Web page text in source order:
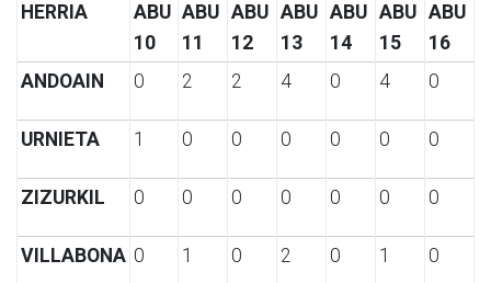
HERRIA
ABU
10
ABU
11
ABU
12
ABU
13
ABU
14
ABU
15
ABU
16
ANDOAIN
0 2 2 4 0 4 0
URNIETA 1 0 0 0 0 0 0
ZIZURKIL 0 0 0 0 0 0 0
VILLABONA 0 1 0 2 0 1 0